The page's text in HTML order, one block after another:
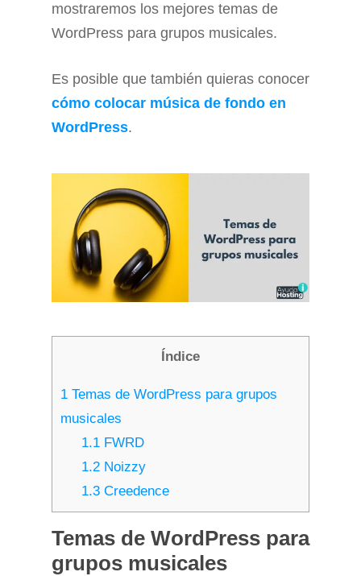
mostraremos los mejores temas de
WordPress para grupos musicales.
Es posible que también quieras conocer
cómo colocar música de fondo en
WordPress.
Índice
1 Temas de WordPress para grupos
musicales
1.1FWRD
1.2Noizzy
1.3Creedence
Temas de WordPress para
grupos musicales